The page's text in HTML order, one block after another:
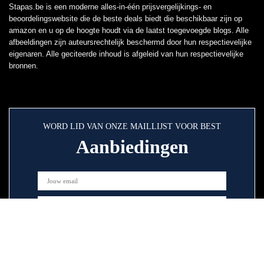
Stapas.be is een moderne alles-in-één prijsvergelijkings- en
beoordelingswebsite die de beste deals biedt die beschikbaar zijn op
amazon en u op de hoogte houdt via de laatst toegevoegde blogs. Alle
afbeeldingen zijn auteursrechtelijk beschermd door hun respectievelijke
eigenaren. Alle geciteerde inhoud is afgeleid van hun respectievelijke
bronnen.
WORD LID VAN ONZE MAILLIJST VOOR BEST
Aanbiedingen